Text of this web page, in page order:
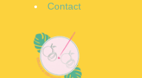
Contact